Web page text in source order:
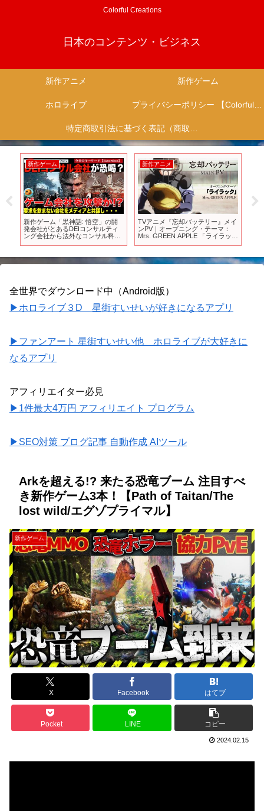
Colorful Creations
日本のコンテンツ・ビジネス
新作アニメ 新作ゲーム
ホロライブ プライバシーポリシー 【Colorful Creation】
特定商取引法に基づく表記（商取引に関する開示）
新作ゲーム
新作ゲーム「黒神話: 悟空」の開
発会社がとあるDEIコンサルティ
ング会社から法外なコンサル料で
という・・IGNの記事にも注目！
新作アニメ
TVアニメ『忘却バッテリー』メイ
ンPV｜オープニング・テーマ：
Mrs. GREEN APPLE 「ライラッ
期/
全世界でダウンロード中（Android版）
▶ホロライブ３D 星街すいせいが好きになるアプリ
▶ファンアート 星街すいせい他 ホロライブが大好きに
なるアプリ
アフィリエイター必見
▶1件最大4万円 アフィリエイト プログラム
▶SEO対策 ブログ記事 自動作成 AIツール
Arkを超える!? 来たる恐竜ブーム 注目すべ
き新作ゲーム3本！【Path of Taitan/The
lost wild/エグゾプライマル】
新作ゲーム
X Facebook はてブ
Pocket LINE コピー
2024.02.15